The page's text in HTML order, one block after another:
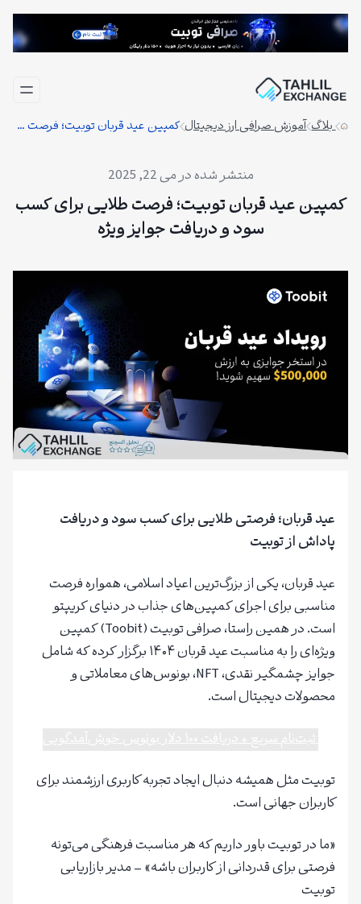
رفتن
بلاگ آموزش صرافی ارز دیجیتال کمپین عید قربان توبیت؛ فرصت طلایی برای کسب سود و دریافت جوایز ویژه
می 22, 2025
کمپین عید قربان توبیت؛ فرصت طلایی برای کسب
سود و دریافت جوایز ویژه
عید قربان؛ فرصتی طلایی برای کسب سود و دریافت
پاداش از توبیت
عید قربان، یکی از بزرگ‌ترین اعیاد اسلامی، همواره فرصت
مناسبی برای اجرای کمپین‌های جذاب در دنیای کریپتو
است. در همین راستا، صرافی توبیت (Toobit) کمپین
ویژه‌ای را به مناسبت عید قربان ۱۴۰۴ برگزار کرده که شامل
جوایز چشمگیر نقدی، NFT، بونوس‌های معاملاتی و
محصولات دیجیتال است.
توبیت مثل همیشه دنبال ایجاد تجربه کاربری ارزشمند برای
کاربران جهانی است.
«ما در توبیت باور داریم که هر مناسبت فرهنگی می‌تونه
فرصتی برای قدردانی از کاربران باشه» – مدیر بازاریابی
توبیت